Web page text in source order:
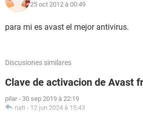
25 oct 2012 à 00:49
para mi es avast el mejor antivirus.
Discusiones similares
Clave de activacion de Avast
pilar - 30 sep 2019 à 22:19
nati - 12 jun 2024 à 15:43